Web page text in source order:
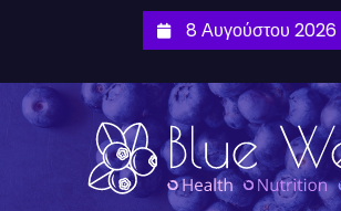
8 Αυγούστου 2026